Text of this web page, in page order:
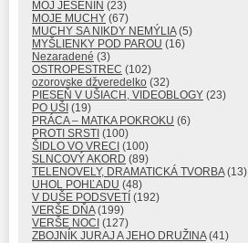
MÔJ JESENIN (23)
MOJE MUCHY (67)
MUCHY SA NIKDY NEMÝLIA(5)
MYŠLIENKY POD PAROU (16)
Nezaradené (3)
OSTROPESTREC (102)
ozorovske džveredelko (32)
PIESEŇ V UŠIACH, VIDEOBLOGY (23)
PO UŠI (19)
PRÁCA – MATKA POKROKU (6)
PROTI SRSTI (100)
ŠIDLO VO VRECI (100)
SLNCOVÝ AKORD (89)
TELENOVELY, DRAMATICKÁ TVORBA(13)
UHOL POHĽADU (48)
V DUŠE PODSVETÍ (192)
VERŠE DŇA(199)
VERŠE NOCI (127)
ZBOJNÍK JURAJ A JEHO DRUŽINA(41)